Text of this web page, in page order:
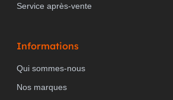
Service après-vente
Informations
Qui sommes-nous
Nos marques